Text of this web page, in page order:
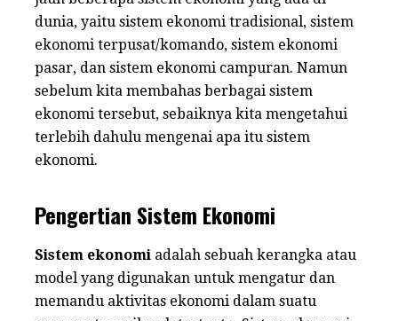
dunia, yaitu sistem ekonomi tradisional, sistem
ekonomi terpusat/komando, sistem ekonomi
pasar, dan sistem ekonomi campuran. Namun
sebelum kita membahas berbagai sistem
ekonomi tersebut, sebaiknya kita mengetahui
terlebih dahulu mengenai apa itu sistem
ekonomi.
Pengertian Sistem Ekonomi
Sistem ekonomi adalah sebuah kerangka atau
model yang digunakan untuk mengatur dan
memandu aktivitas ekonomi dalam suatu